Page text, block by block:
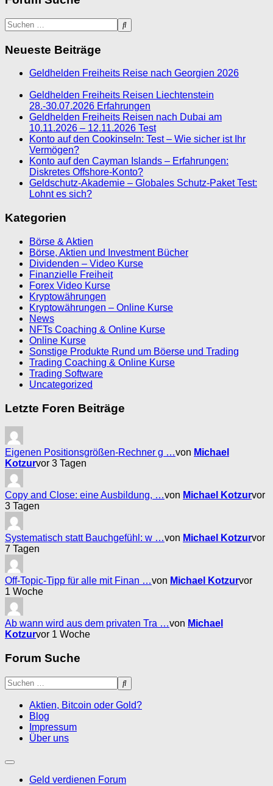
Neueste Beiträge
Geldhelden Freiheits Reise nach Georgien 2026
Geldhelden Freiheits Reisen Liechtenstein
28.-30.07.2026 Erfahrungen
Geldhelden Freiheits Reisen nach Dubai am
10.11.2026 – 12.11.2026 Test
Konto auf den Cookinseln: Test – Wie sicher ist Ihr
Vermögen?
Konto auf den Cayman Islands – Erfahrungen:
Diskretes Offshore-Konto?
Geldschutz-Akademie – Globales Schutz-Paket Test:
Lohnt es sich?
Kategorien
Börse & Aktien
Börse, Aktien und Investment Bücher
Dividenden – Video Kurse
Finanzielle Freiheit
Forex Video Kurse
Kryptowährungen
Kryptowährungen – Online Kurse
News
NFTs Coaching & Online Kurse
Online Kurse
Sonstige Produkte Rund um Böerse und Trading
Trading Coaching & Online Kurse
Trading Software
Uncategorized
Letzte Foren Beiträge
Eigenen Positionsgrößen-Rechner g …von Michael
Kotzurvor 3 Tagen
Copy and Close: eine Ausbildung, …von Michael Kotzurvor
3 Tagen
Systematisch statt Bauchgefühl: w …von Michael Kotzurvor
7 Tagen
Off-Topic-Tipp für alle mit Finan …von Michael Kotzurvor
1 Woche
Ab wann wird aus dem privaten Tra …von Michael
Kotzurvor 1 Woche
Forum Suche
Aktien, Bitcoin oder Gold?
Blog
Impressum
Über uns
Geld verdienen Forum